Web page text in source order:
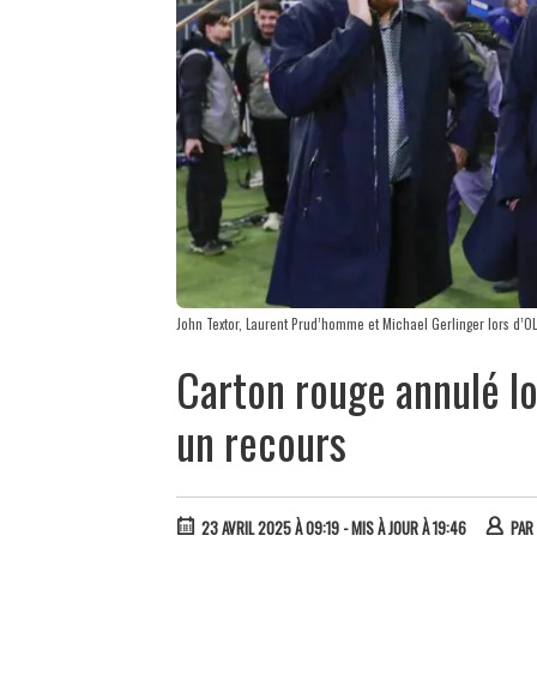
John Textor, Laurent Prud’homme et Michael Gerlinger lors
Carton rouge annulé
un recours
23 AVRIL 2025 À 09:19 - MIS À JOUR À 19:46 PAR